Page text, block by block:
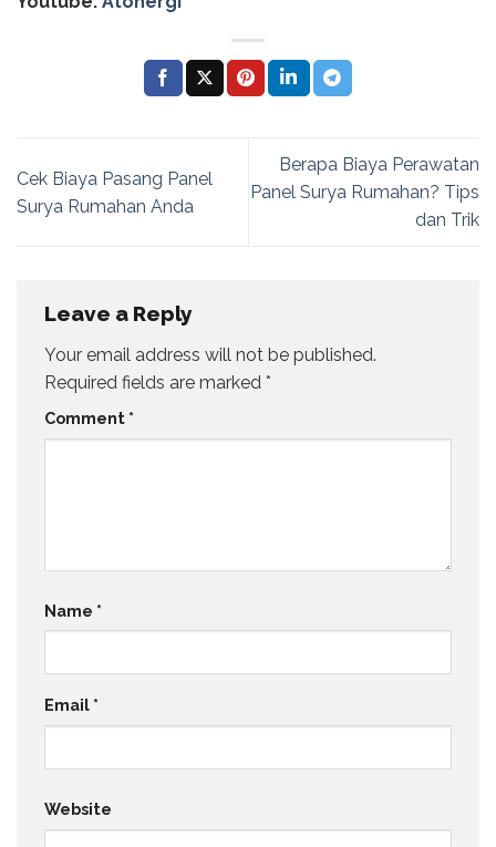
Cek Biaya Pasang Panel
Surya Rumahan Anda
Berapa Biaya Perawatan
Panel Surya Rumahan? Tips
dan Trik
Leave a Reply
Your email address will not be published.
Required fields are marked *
Comment *
Name *
Email *
Website